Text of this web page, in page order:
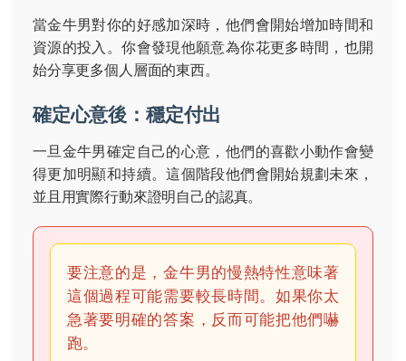
當金牛男對你的好感加深時，他們會開始增加時間和
資源的投入。你會發現他願意為你花更多時間，也開
始分享更多個人層面的東西。
確定心意後：穩定付出
一旦金牛男確定自己的心意，他們的喜歡小動作會變
得更加明顯和持續。這個階段他們會開始規劃未來，
並且用實際行動來證明自己的認真。
要注意的是，金牛男的慢熱特性意味著
這個過程可能需要較長時間。如果你太
急著要明確的答案，反而可能把他們嚇
跑。